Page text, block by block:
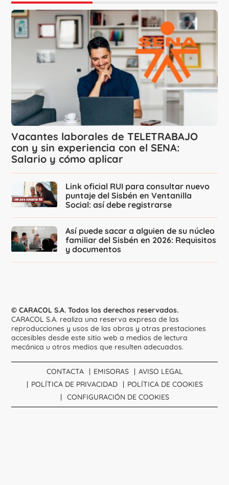
Vacantes laborales de TELETRABAJO
con y sin experiencia con el SENA:
Salario y cómo aplicar
Link oficial RUI para consultar nuevo
puntaje del Sisbén en Ventanilla
Social: así debe registrarse
Así puede sacar a alguien de su núcleo
familiar del Sisbén en 2026: Requisitos
y documentos
© CARACOL S.A. Todos los derechos reservados.
CARACOL S.A. realiza una reserva expresa de las
reproducciones y usos de las obras y otras prestaciones
accesibles desde este sitio web a medios de lectura
mecánica u otros medios que resulten adecuados.
CONTACTA EMISORAS
AVISO LEGAL
POLÍTICA DE PRIVACIDAD
POLÍTICA DE COOKIES
CONFIGURACIÓN DE COOKIES